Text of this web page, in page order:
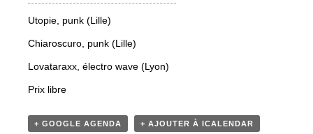
Utopie, punk (Lille)
Chiaroscuro, punk (Lille)
Lovataraxx, électro wave (Lyon)
Prix libre
+ GOOGLE AGENDA + AJOUTER À ICALENDAR